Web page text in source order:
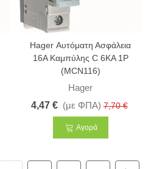
Hager Αυτόματη Ασφάλεια
16Α Καμπύλης C 6KA 1P
(MCN116)
Hager
4,47 € (με ΦΠΑ) 7,70 €
Αγορά